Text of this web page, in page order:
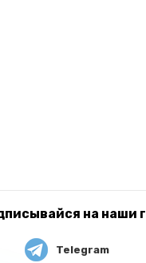
на наши
Telegram